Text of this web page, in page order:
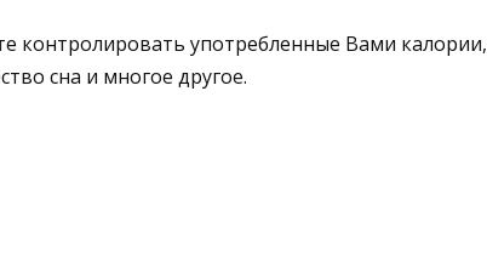
контролировать употребленные Вами калории,
сна и многое другое.